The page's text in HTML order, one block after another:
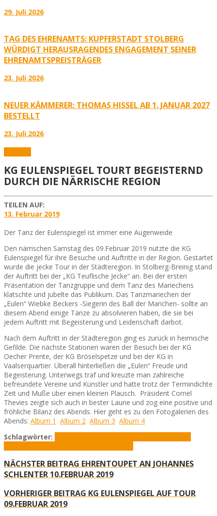
29. Juli 2026
TAG DES EHRENAMTS: KUPFERSTADT STOLBERG
WÜRDIGT HERAUSRAGENDES ENGAGEMENT SEINER
EHRENAMTSPREISTRÄGER
23. Juli 2026
NEUER KÄMMERER: THOMAS HISSEL AB 1. JANUAR 2027
BESTELLT
23. Juli 2026
KG EULENSPIEGEL TOURT BEGEISTERND
DURCH DIE NÄRRISCHE REGION
TEILEN AUF:
13. Februar 2019
Der Tanz der Eulenspiegel ist immer eine Augenweide
Den närrischen Samstag des 09.Februar 2019 nutzte die KG
Eulenspiegel für ihre Besuche und Auftritte in der Region. Gestartet
wurde die jecke Tour in der Städteregion. In Stolberg-Breinig stand
der Auftritt bei der „KG Teuflische Jecke“ an. Bei der ersten
Präsentation der Tanzgruppe und dem Tanz des Mariechens
klatschte und jubelte das Publikum. Das Tanzmariechen der
„Eulen“ Wiebke Beckers -Siegerin des Ball der Marichen- sollte an
diesem Abend einige Tänze zu absolvieren haben, die sie bei
jedem Auftritt mit Begeisterung und Leidenschaft darbot.
Nach dem Auftritt in der Städteregion ging es zurück in heimische
Gefilde. Die nächste Stationen waren der Besuch bei der KG
Oecher Prente, der KG Bröselspetze und bei der KG in
Vaalserquartier. Überall hinterließen die „Eulen“ Freude und
Begeisterung. Unterwegs traf und kreuzte man zahlreiche
befreundete Vereine und Künstler und hatte trotz der Termindichte
Zeit und Muße über einen kleinen Plausch. Präsident Cornel
Thevies zeigte sich auch in bester Laune und zog eine positive und
fröhliche Bilanz des Abends. Hier geht es zu den Fotogalerien des
Abends: Album 1 Album 2 Album 3 Album 4
Schlagwörter:
NÄCHSTER BEITRAG EHRENTOUPET AN JOHANNES
SCHLENTER 10.FEBRUAR 2019
VORHERIGER BEITRAG KG EULENSPIEGEL AUF TOUR
09.FEBRUAR 2019